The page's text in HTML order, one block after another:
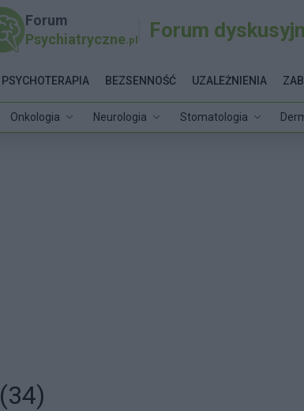
Forum
Psychiatryczne.pl Forum
Onkologia Neurologia Stomatologia
PSYCHOTERAPIA BEZSENNOŚĆ UZALEŻNIENIA
(34)